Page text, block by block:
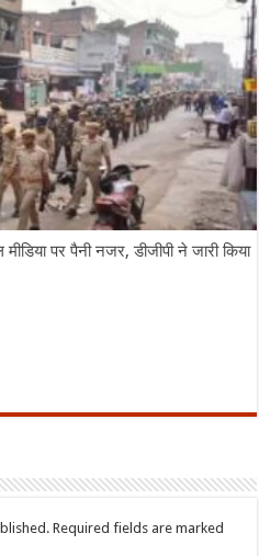
पर पैनी नजर, डीजीपी ने जारी किया
Required fields are marked